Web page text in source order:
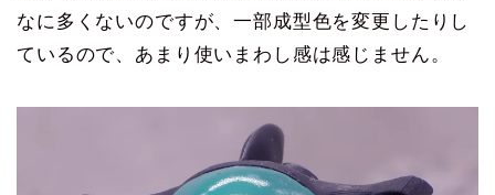
なに多くないのですが、一部成型色を変更したりし
ているので、あまり使いまわし感は感じません。